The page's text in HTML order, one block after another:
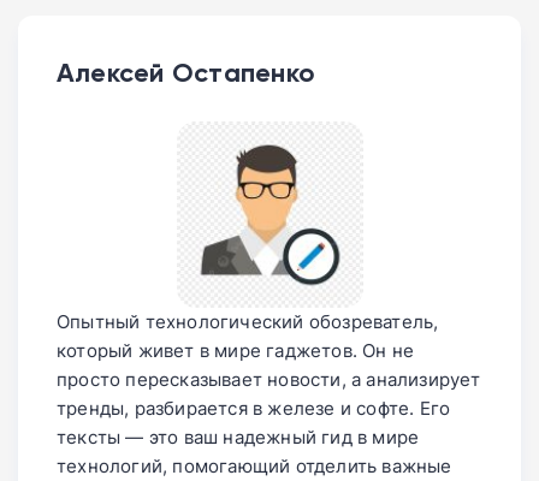
Алексей Остапенко
Опытный технологический обозреватель,
который живет в мире гаджетов. Он не
просто пересказывает новости, а анализирует
тренды, разбирается в железе и софте. Его
тексты — это ваш надежный гид в мире
технологий, помогающий отделить важные